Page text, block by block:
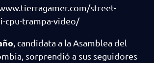
street-
cpu-trampa-video/
, candidata a la Asamblea del
sorprendió a sus seguidores